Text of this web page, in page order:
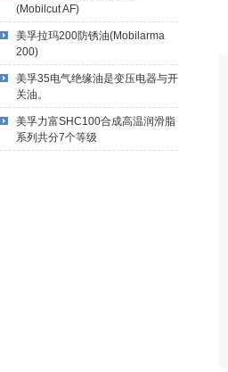
(Mobilcut AF)
美孚拉玛200防锈油(Mobilarma
200)
美孚35电气绝缘油是变压电器与开
关油。
美孚力富SHC100合成高温润滑脂
系列共分7个等级